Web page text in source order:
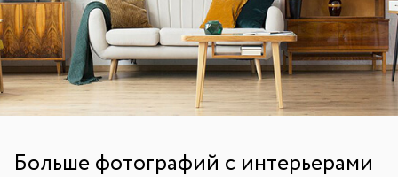
Больше фотографий с интерьерами